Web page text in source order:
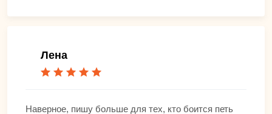
Лена
Наверное, пишу больше для тех, кто боится петь